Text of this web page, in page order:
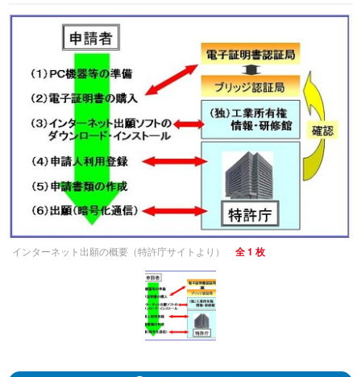
インターネット出願の概要（特許庁サイトより） 全 1 枚